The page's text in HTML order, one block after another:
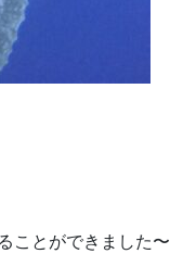
ことができました〜